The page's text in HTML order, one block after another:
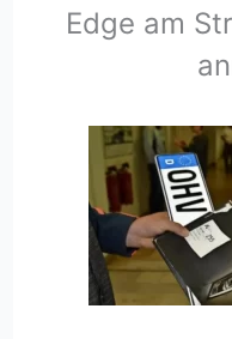
Edge am